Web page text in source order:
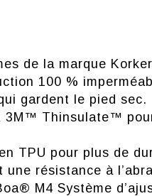
de la marque
100 %
gardent le pied sec.
3M™ Thinsulate™
TPU pour plus de
résistance à
M4 Système